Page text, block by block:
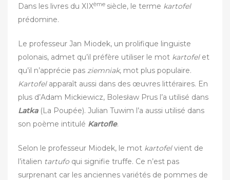
Dans les livres du XIXème siècle, le terme kartofel
prédomine.
Le professeur Jan Miodek, un prolifique linguiste
polonais, admet qu’il préfère utiliser le mot kartofelet
qu’il n’apprécie pas ziemniak, mot plus populaire.
Kartofelapparaît aussi dans des œuvres littéraires. En
plus d’Adam Mickiewicz, Bolesław Prus l’a utilisé dans
Latka(La Poupée). Julian Tuwim l’a aussi utilisé dans
son poème intitulé Kartofle.
Selon le professeur Miodek, le mot kartofelvient de
l’italien tartufo qui signifie truffe. Ce n’est pas
surprenant car les anciennes variétés de pommes de